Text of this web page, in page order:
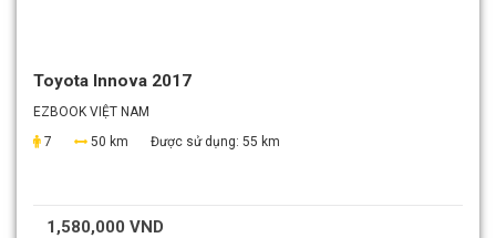
Toyota Innova 2017
EZBOOK VIỆT NAM
7
50 km Được sử dụng: 55 km
1,580,000 VND